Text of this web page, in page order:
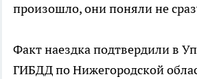
произошло, они поняли не
Факт наездка подтвердили в
ГИБДД по Нижегородской